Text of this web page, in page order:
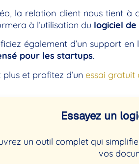
la relation client nous tient
à l’utilisation du logiciel
également d’un support
pour les startups.
plus et profitez d’un essai gratuit
Essayez un
un outil complet qui
vos